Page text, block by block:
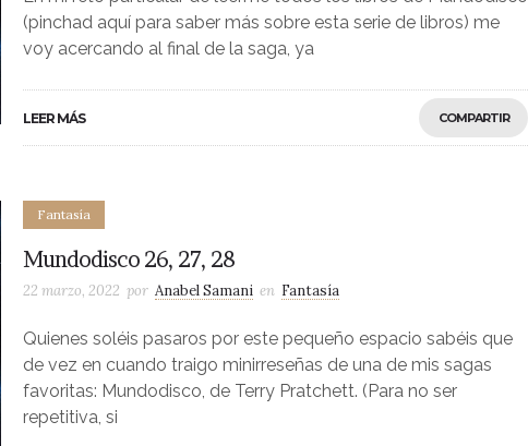
(pinchad aquí para saber más sobre esta serie de libros) me
voy acercando al final de la saga, ya
LEER MÁS COMPARTIR
Fantasía
Mundodisco 26, 27, 28
22 marzo, 2022 por Anabel Samani en Fantasía
Quienes soléis pasaros por este pequeño espacio sabéis que
de vez en cuando traigo minirreseñas de una de mis sagas
favoritas: Mundodisco, de Terry Pratchett. (Para no ser
repetitiva, si